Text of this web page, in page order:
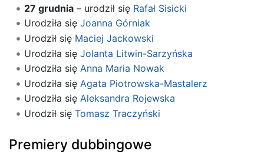
27 grudnia– urodził się Rafał Sisicki
Urodziła się Joanna Górniak
Urodził się Maciej Jackowski
Urodziła się Jolanta Litwin-Sarzyńska
Urodziła się Anna Maria Nowak
Urodziła się Agata Piotrowska-Mastalerz
Urodziła się Aleksandra Rojewska
Urodził się Tomasz Traczyński
Premiery dubbingowe